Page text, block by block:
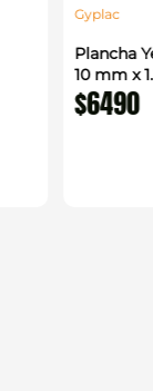
Gyplac
Plancha
10 mm x
$6490